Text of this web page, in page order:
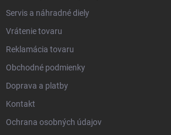
Servis a náhradné diely
Vrátenie tovaru
Reklamácia tovaru
Obchodné podmienky
Doprava a platby
Kontakt
Ochrana osobných údajov